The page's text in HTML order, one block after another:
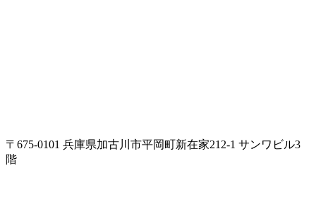
〒675-0101 兵庫県加古川市平岡町新在家212-1 サンワビル3
階